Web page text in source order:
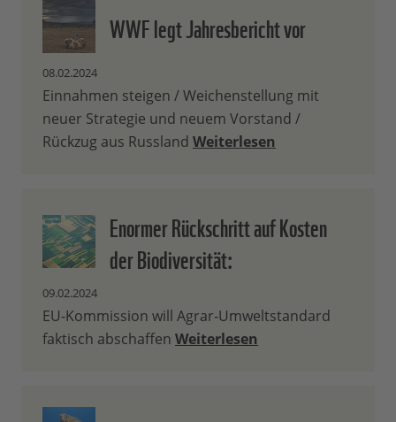
WWF legt Jahresbericht vor
08.02.2024
Einnahmen steigen / Weichenstellung mit
neuer Strategie und neuem Vorstand /
Rückzug aus Russland Weiterlesen
Enormer Rückschritt auf Kosten
der Biodiversität:
09.02.2024
EU-Kommission will Agrar-Umweltstandard
faktisch abschaffen Weiterlesen